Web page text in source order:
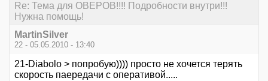
Re: Тема для ОВЕРОВ!!!! Подробности внутри!!!
Нужна помощь!
MartinSilver
22 - 05.05.2010 - 13:40
21-Diabolo > попробую)))) просто не хочется терять
скорость паередачи с оперативой.....